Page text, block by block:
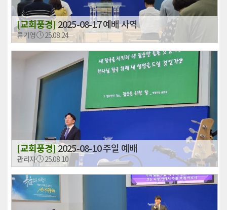
[교회풍경] 2025-08-17 예배 사역
류기영 25.08.24
[교회풍경]2025-08-10 주일 예배
관리자 25.08.10